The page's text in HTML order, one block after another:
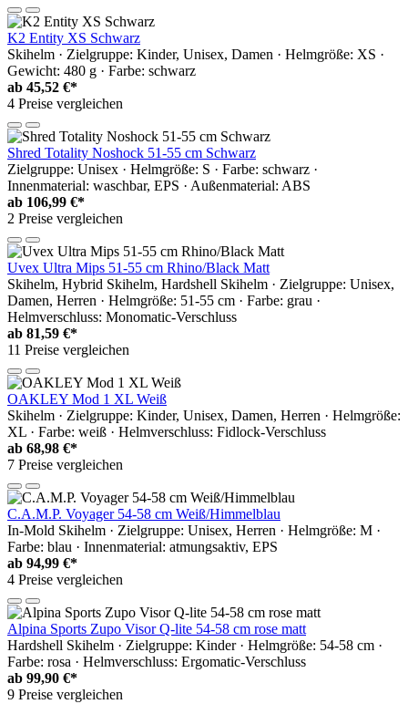
K2 Entity XS Schwarz
Skihelm · Zielgruppe: Kinder, Unisex, Damen · Helmgröße: XS ·
Gewicht: 480 g · Farbe: schwarz
ab 45,52 €*
4 Preise vergleichen
Shred Totality Noshock 51-55 cm Schwarz
Zielgruppe: Unisex · Helmgröße: S · Farbe: schwarz ·
Innenmaterial: waschbar, EPS · Außenmaterial: ABS
ab 106,99 €*
2 Preise vergleichen
Uvex Ultra Mips 51-55 cm Rhino/Black Matt
Skihelm, Hybrid Skihelm, Hardshell Skihelm · Zielgruppe: Unisex,
Damen, Herren · Helmgröße: 51-55 cm · Farbe: grau ·
Helmverschluss: Monomatic-Verschluss
ab 81,59 €*
11 Preise vergleichen
OAKLEY Mod 1 XL Weiß
Skihelm · Zielgruppe: Kinder, Unisex, Damen, Herren · Helmgröße:
XL · Farbe: weiß · Helmverschluss: Fidlock-Verschluss
ab 68,98 €*
7 Preise vergleichen
C.A.M.P. Voyager 54-58 cm Weiß/Himmelblau
In-Mold Skihelm · Zielgruppe: Unisex, Herren · Helmgröße: M ·
Farbe: blau · Innenmaterial: atmungsaktiv, EPS
ab 94,99 €*
4 Preise vergleichen
Alpina Sports Zupo Visor Q-lite 54-58 cm rose matt
Hardshell Skihelm · Zielgruppe: Kinder · Helmgröße: 54-58 cm ·
Farbe: rosa · Helmverschluss: Ergomatic-Verschluss
ab 99,90 €*
9 Preise vergleichen